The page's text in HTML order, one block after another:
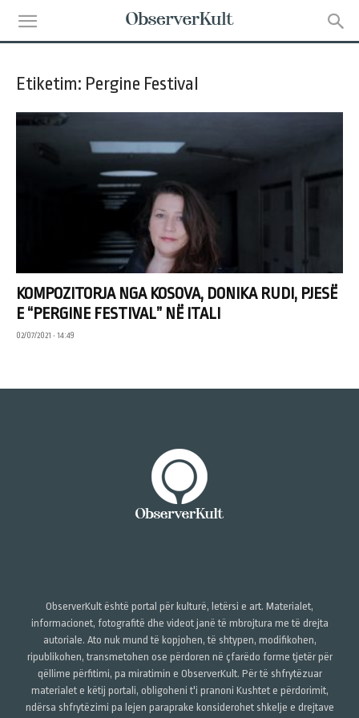
Etiketim: Pergine Festival
KOMPOZITORJA NGA KOSOVA, DONIKA RUDI, PJESË
E “PERGINE FESTIVAL” NË ITALI
02/07/2021 • 14:49
ObserverKult është portal për kulturë, letërsi e art. Materialet,
informacionet, fotografitë dhe videot janë të mbrojtura me të drejta
autoriale. Ato nuk mund të kopjohen, të shtypen, modifikohen,
ripublikohen, transmetohen ose përdoren në çfarëdo forme tjetër për
qëllime përfitimi, pa miratimin e ObserverKult. Për të shfrytëzuar
materialet e këtij portali, obligoheni t'i pranoni Kushtet e përdorimit,
ndërsa shfrytëzimi pa lejen paraprake konsiderohet shkelje e drejtave